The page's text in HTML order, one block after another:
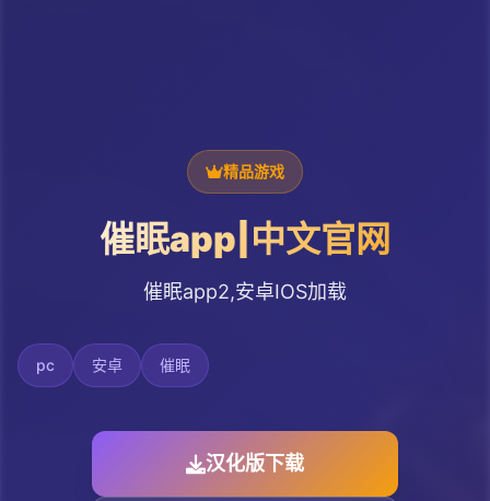
精品游戏
催眠app|中文官网
催眠app2,安卓IOS加载
pc 安卓 催眠
汉化版下载